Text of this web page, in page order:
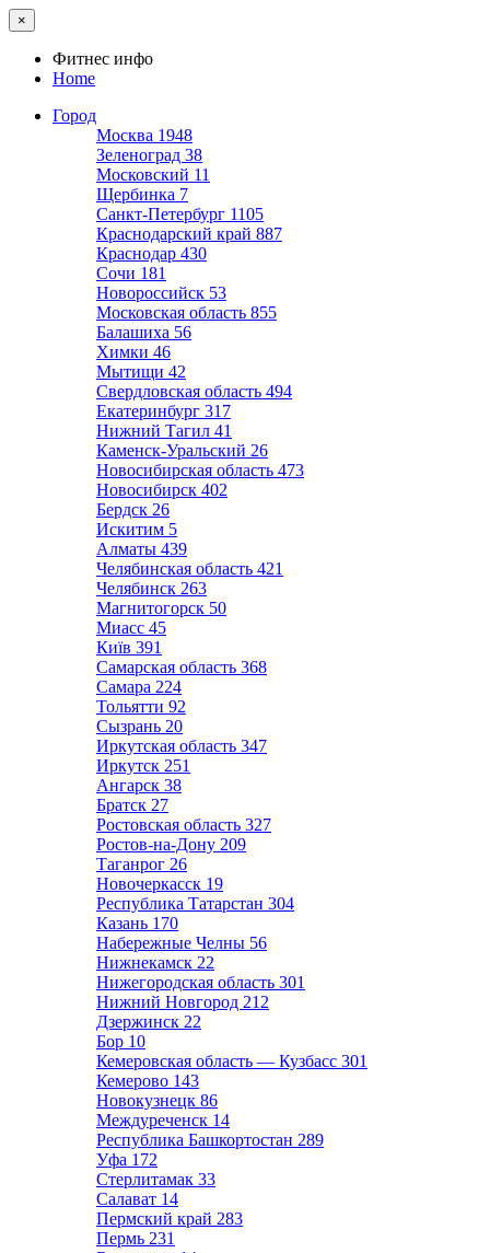
×
Фитнес инфо
Home
Город
Москва 1948
Зеленоград 38
Московский 11
Щербинка 7
Санкт-Петербург 1105
Краснодарский край 887
Краснодар 430
Сочи 181
Новороссийск 53
Московская область 855
Балашиха 56
Химки 46
Мытищи 42
Свердловская область 494
Екатеринбург 317
Нижний Тагил 41
Каменск-Уральский 26
Новосибирская область 473
Новосибирск 402
Бердск 26
Искитим 5
Алматы 439
Челябинская область 421
Челябинск 263
Магнитогорск 50
Миасс 45
Київ 391
Самарская область 368
Самара 224
Тольятти 92
Сызрань 20
Иркутская область 347
Иркутск 251
Ангарск 38
Братск 27
Ростовская область 327
Ростов-на-Дону 209
Таганрог 26
Новочеркасск 19
Республика Татарстан 304
Казань 170
Набережные Челны 56
Нижнекамск 22
Нижегородская область 301
Нижний Новгород 212
Дзержинск 22
Бор 10
Кемеровская область — Кузбасс 301
Кемерово 143
Новокузнецк 86
Междуреченск 14
Республика Башкортостан 289
Уфа 172
Стерлитамак 33
Салават 14
Пермский край 283
Пермь 231